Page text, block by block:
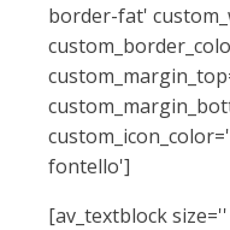
border-fat'
fontello']
[av_textblock